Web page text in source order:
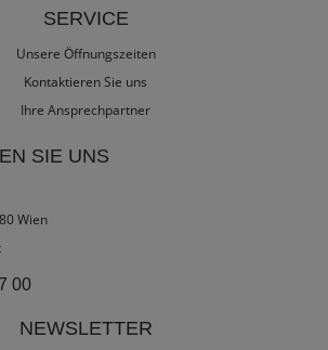
SERVICE
Unsere Öffnungszeiten
Kontaktieren Sie uns
Ihre Ansprechpartner
SIE UNS
Wien
00
NEWSLETTER